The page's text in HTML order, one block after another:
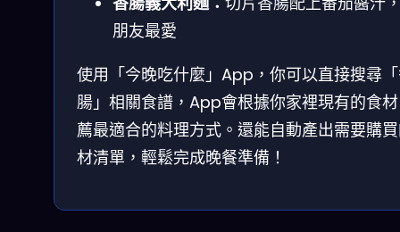
朋友最愛
使用「今晚吃什麼」App，你可以直接搜尋
腸」相關食譜，App會根據你家裡現有的食
薦最適合的料理方式。還能自動產出需要購
材清單，輕鬆完成晚餐準備！